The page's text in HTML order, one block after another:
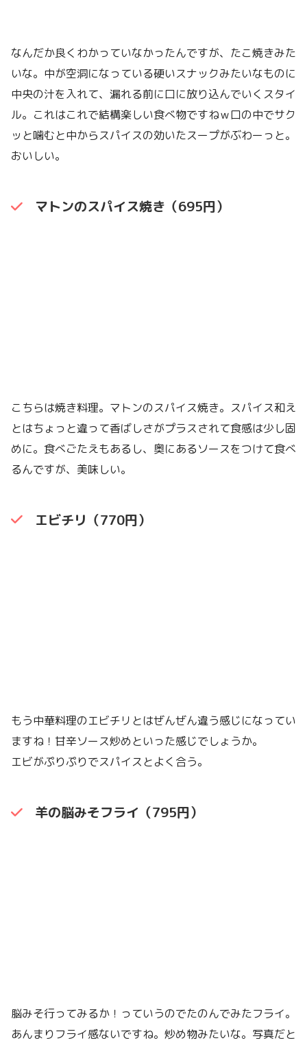
なんだか良くわかっていなかったんですが、たこ焼きみた
いな。中が空洞になっている硬いスナックみたいなものに
中央の汁を入れて、漏れる前に口に放り込んでいくスタイ
ル。これはこれで結構楽しい食べ物ですねｗ口の中でサク
ッと噛むと中からスパイスの効いたスープがぶわーっと。
おいしい。
マトンのスパイス焼き（695円）
こちらは焼き料理。マトンのスパイス焼き。スパイス和え
とはちょっと違って香ばしさがプラスされて食感は少し固
めに。食べごたえもあるし、奥にあるソースをつけて食べ
るんですが、美味しい。
エビチリ（770円）
もう中華料理のエビチリとはぜんぜん違う感じになってい
ますね！甘辛ソース炒めといった感じでしょうか。
エビがぷりぷりでスパイスとよく合う。
羊の脳みそフライ（795円）
脳みそ行ってみるか！っていうのでたのんでみたフライ。
あんまりフライ感ないですね。炒め物みたいな。写真だと